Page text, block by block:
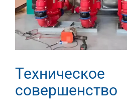
Техническое
совершенство